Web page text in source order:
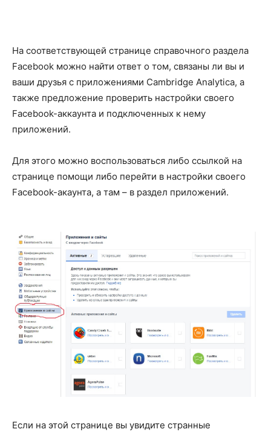
На соответствующей странице справочного раздела
Facebook можно найти ответ о том, связаны ли вы и
ваши друзья с приложениями Cambridge Analytica, а
также предложение проверить настройки своего
Facebook-аккаунта и подключенных к нему
приложений.
Для этого можно воспользоваться либо ссылкой на
странице помощи либо перейти в настройки своего
Facebook-акаунта, а там – в раздел приложений.
Если на этой странице вы увидите странные